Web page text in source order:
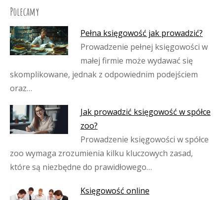
Polecamy
Pełna księgowość jak prowadzić?
Prowadzenie pełnej księgowości w
małej firmie może wydawać się
skomplikowane, jednak z odpowiednim podejściem
oraz…
Jak prowadzić księgowość w spółce
zoo?
Prowadzenie księgowości w spółce
zoo wymaga zrozumienia kilku kluczowych zasad,
które są niezbędne do prawidłowego…
Księgowość online